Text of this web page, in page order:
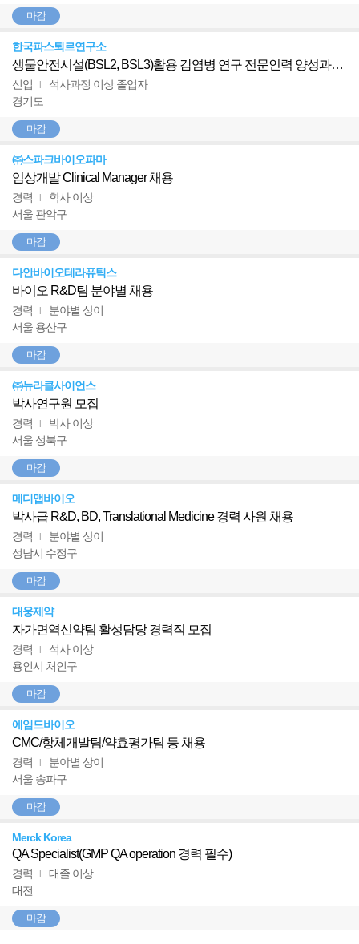
마감
한국파스퇴르연구소
생물안전시설(BSL2, BSL3)활용 감염병 연구 전문인력 양성과정 인턴 모집
신입
석사과정 이상 졸업자
경기도
마감
㈜스파크바이오파마
임상개발 Clinical Manager 채용
경력
학사 이상
서울 관악구
마감
다안바이오테라퓨틱스
바이오 R&D팀 분야별 채용
경력
분야별 상이
서울 용산구
마감
㈜뉴라클사이언스
박사연구원 모집
경력
박사 이상
서울 성북구
마감
메디맵바이오
박사급 R&D, BD, Translational Medicine 경력 사원 채용
경력
분야별 상이
성남시 수정구
마감
대웅제약
자가면역신약팀 활성담당 경력직 모집
경력
석사 이상
용인시 처인구
마감
에임드바이오
CMC/항체개발팀/약효평가팀 등 채용
경력
분야별 상이
서울 송파구
마감
Merck Korea
QA Specialist(GMP QA operation 경력 필수)
경력
대졸 이상
대전
마감